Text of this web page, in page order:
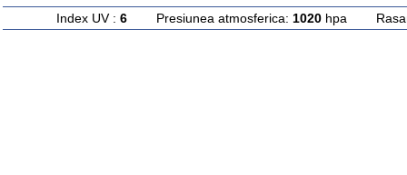
Index UV : 6Presiunea atmosferica: 1020hpa